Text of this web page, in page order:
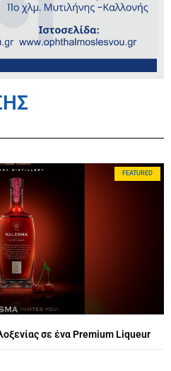
FEATURED
σε ένα Premium Liqueur